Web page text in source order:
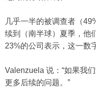
几乎一半的被调查者（
续到（南半球）夏季，他
23%的公司表示，这一数
Valenzuela 说：“如果我
更多后续的问题。”